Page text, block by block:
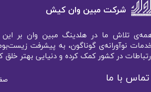
تلاش ما در هلدینگ مبین وان بر این
نوآورانه‌ی گوناگون، به پیشرفت
در کشور کمک کرده و دنیایی بهتر خلق
شرکت مبین وان کیش
تماس با ما